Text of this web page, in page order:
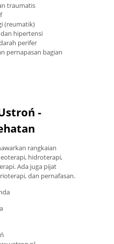
traumatis
(reumatik)
hipertensi
perifer
pernapasan bagian
-
rangkaian
hidroterapi,
Ada juga pijat
dan pernafasan.